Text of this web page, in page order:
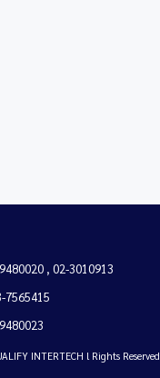
, 02-3010913
7565415
INTERTECH l Rights Reserved